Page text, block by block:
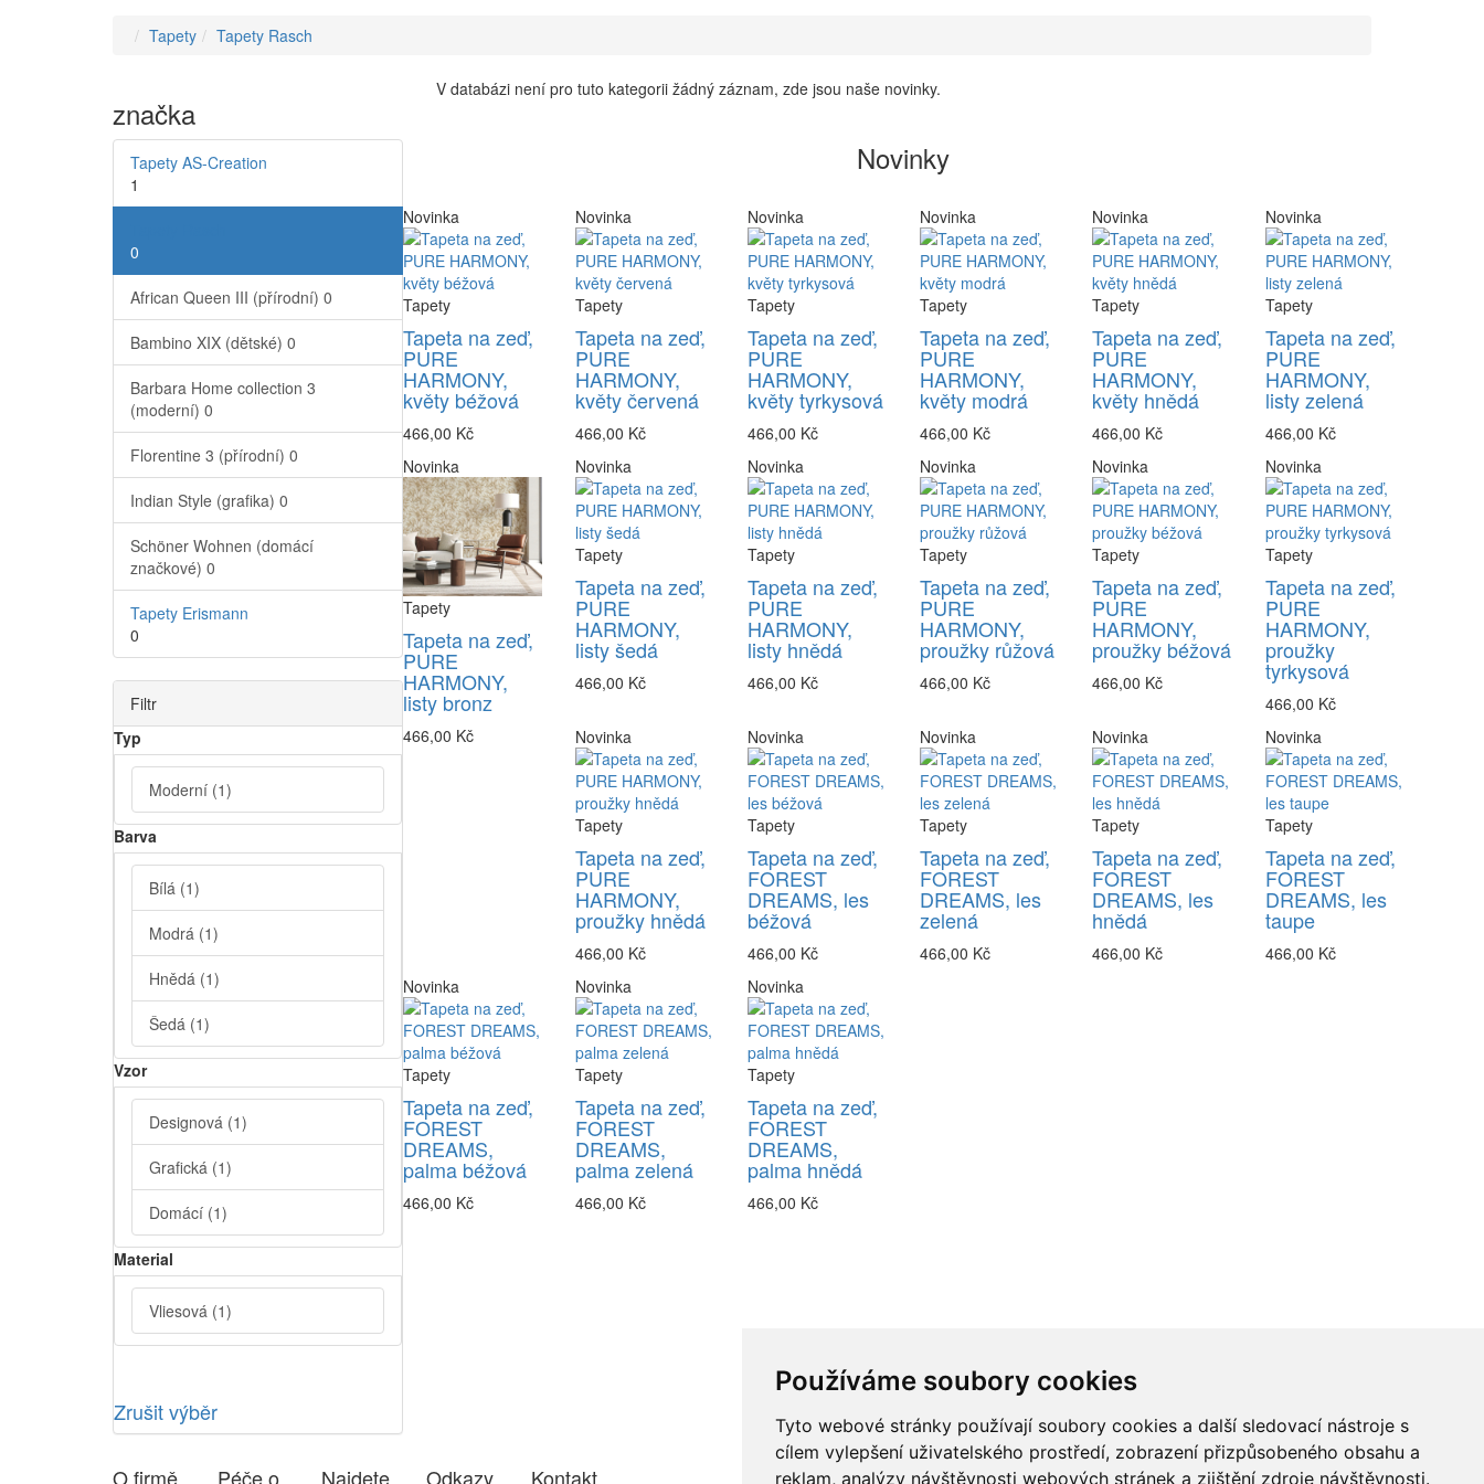
Používáme soubory cookies
Tyto webové stránky používají soubory cookies a další sledovací nástroje s
cílem vylepšení uživatelského prostředí, zobrazení přizpůsobeného obsahu a
reklam, analýzy návštěvnosti webových stránek a zjištění zdroje návštěvnosti.
Tapety Tapety Rasch
značka
Tapety AS-Creation
1
0
African Queen III (přírodní) 0
Bambino XIX (dětské) 0
Barbara Home collection 3
(moderní) 0
Florentine 3 (přírodní) 0
Indian Style (grafika) 0
Schöner Wohnen (domácí
značkové) 0
Tapety Erismann
0
Filtr
Typ
Moderní (1)
Barva
Bílá (1)
Modrá (1)
Hnědá (1)
Šedá (1)
Vzor
Designová (1)
Grafická (1)
Domácí (1)
Material
Vliesová (1)
Zrušit výběr
V databázi není pro tuto kategorii žádný záznam, zde jsou naše novinky.
Novinky
Novinka
Tapety
Tapeta na zeď,
PURE
HARMONY,
květy béžová
466,00 Kč
Novinka
Tapety
Tapeta na zeď,
PURE
HARMONY,
květy červená
466,00 Kč
Novinka
Tapety
Tapeta na zeď,
PURE
HARMONY,
květy tyrkysová
466,00 Kč
Novinka
Tapety
Tapeta na zeď,
PURE
HARMONY,
květy modrá
466,00 Kč
Novinka
Tapety
Tapeta na zeď,
PURE
HARMONY,
květy hnědá
466,00 Kč
Novinka
Tapety
Tapeta na zeď,
PURE
HARMONY,
listy zelená
466,00 Kč
Novinka
Tapety
Tapeta na zeď,
PURE
HARMONY,
listy bronz
466,00 Kč
Novinka
Tapety
Tapeta na zeď,
PURE
HARMONY,
listy šedá
466,00 Kč
Novinka
Tapety
Tapeta na zeď,
PURE
HARMONY,
listy hnědá
466,00 Kč
Novinka
Tapety
Tapeta na zeď,
PURE
HARMONY,
proužky růžová
466,00 Kč
Novinka
Tapety
Tapeta na zeď,
PURE
HARMONY,
proužky béžová
466,00 Kč
Novinka
Tapety
Tapeta na zeď,
PURE
HARMONY,
proužky
tyrkysová
466,00 Kč
Novinka
Tapety
Tapeta na zeď,
PURE
HARMONY,
proužky hnědá
466,00 Kč
Novinka
Tapety
Tapeta na zeď,
FOREST
DREAMS, les
béžová
466,00 Kč
Novinka
Tapety
Tapeta na zeď,
FOREST
DREAMS, les
zelená
466,00 Kč
Novinka
Tapety
Tapeta na zeď,
FOREST
DREAMS, les
hnědá
466,00 Kč
Novinka
Tapety
Tapeta na zeď,
FOREST
DREAMS, les
taupe
466,00 Kč
Novinka
Tapety
Tapeta na zeď,
FOREST
DREAMS,
palma béžová
466,00 Kč
Novinka
Tapety
Tapeta na zeď,
FOREST
DREAMS,
palma zelená
466,00 Kč
Novinka
Tapety
Tapeta na zeď,
FOREST
DREAMS,
palma hnědá
466,00 Kč
O firmě Péče o Najdete Odkazy Kontakt